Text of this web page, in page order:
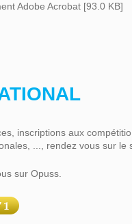
Adobe Acrobat [93.0 KB]
inscriptions aux
..., rendez vous sur le
sur Opuss.